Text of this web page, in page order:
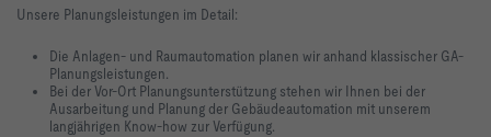
Unsere Planungsleistungen im Detail:
Die Anlagen- und Raumautomation planen wir anhand klassischer GA-
Planungsleistungen.
Bei der Vor-Ort Planungsunterstützung stehen wir Ihnen bei der
Ausarbeitung und Planung der Gebäudeautomation mit unserem
langjährigen Know-how zur Verfügung.